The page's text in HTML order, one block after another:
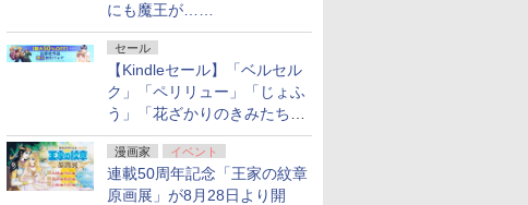
にも魔王が……
セール
【Kindleセール】「ベルセル
ク」「ペリリュー」「じょふ
う」「花ざかりのきみたち
へ」などが最大50％オフ！
「白泉社 夏の大割引セー
ル」が開催中！
漫画家 イベント
連載50周年記念「王家の紋章
原画展」が8月28日より開